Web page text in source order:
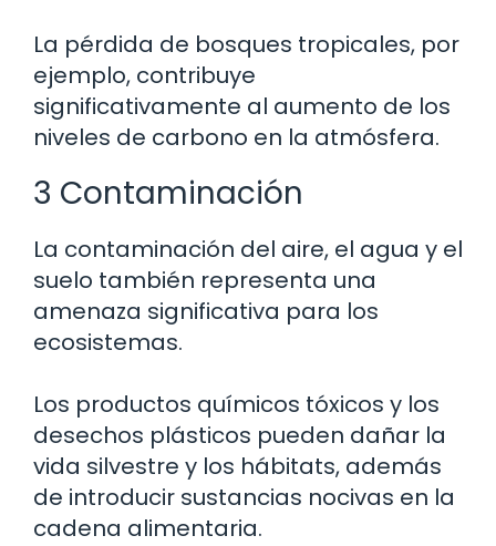
La pérdida de bosques tropicales, por
ejemplo, contribuye
significativamente al aumento de los
niveles de carbono en la atmósfera.
3 Contaminación
La contaminación del aire, el agua y el
suelo también representa una
amenaza significativa para los
ecosistemas.
Los productos químicos tóxicos y los
desechos plásticos pueden dañar la
vida silvestre y los hábitats, además
de introducir sustancias nocivas en la
cadena alimentaria.